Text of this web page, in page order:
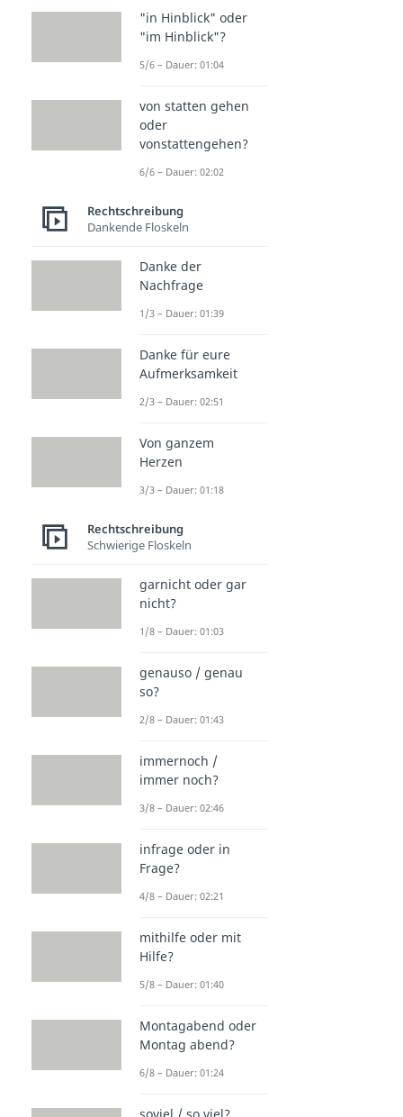
"in Hinblick" oder
"im Hinblick"?
5/6 – Dauer: 01:04
von statten gehen
oder
vonstattengehen?
6/6 – Dauer: 02:02
Rechtschreibung
Dankende Floskeln
Danke der
Nachfrage
1/3 – Dauer: 01:39
Danke für eure
Aufmerksamkeit
2/3 – Dauer: 02:51
Von ganzem
Herzen
3/3 – Dauer: 01:18
Rechtschreibung
Schwierige Floskeln
garnicht oder gar
nicht?
1/8 – Dauer: 01:03
genauso / genau
so?
2/8 – Dauer: 01:43
immernoch /
immer noch?
3/8 – Dauer: 02:46
infrage oder in
Frage?
4/8 – Dauer: 02:21
mithilfe oder mit
Hilfe?
5/8 – Dauer: 01:40
Montagabend oder
Montag abend?
6/8 – Dauer: 01:24